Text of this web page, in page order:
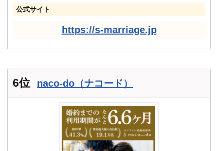
公式サイト
https://s-marriage.jp
6位 naco-do（ナコード）